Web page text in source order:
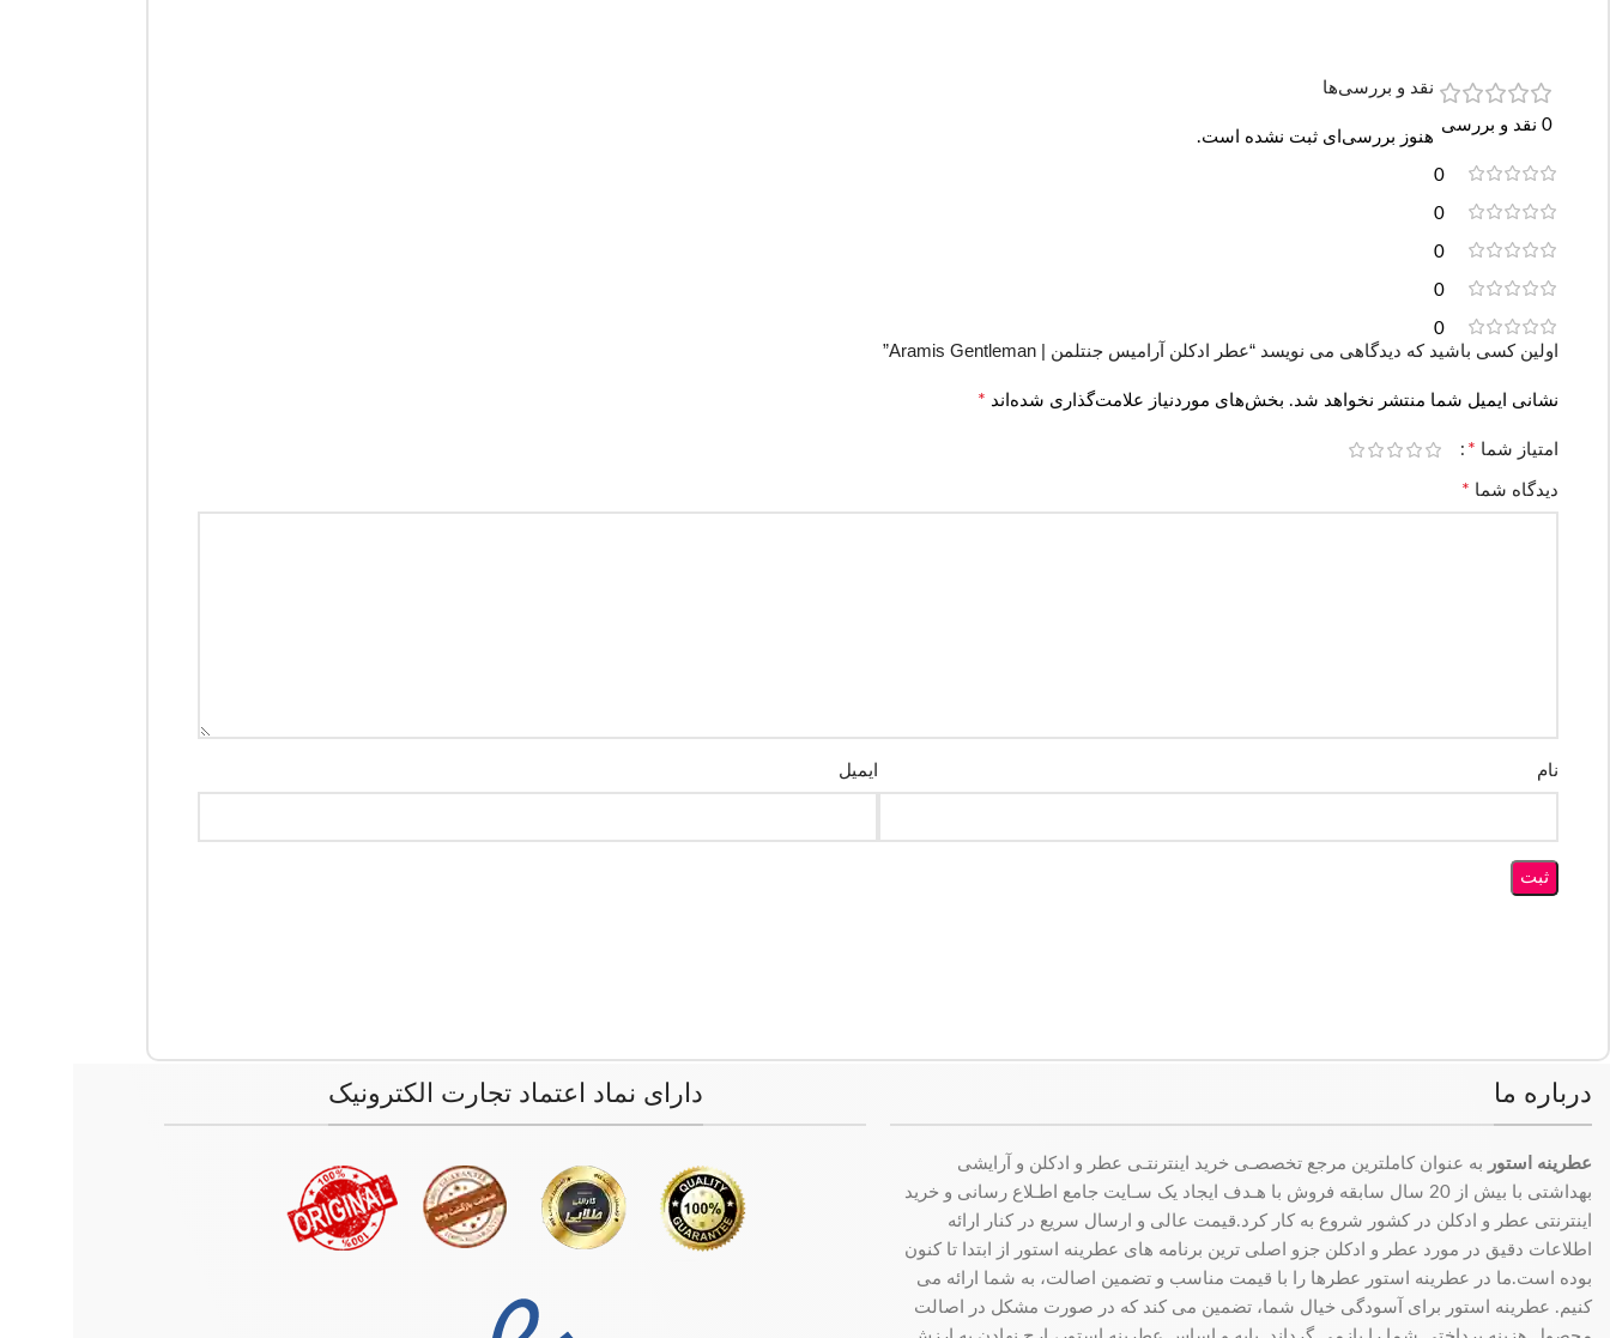
0 نقد و بررسی
0
0
0
0
0
نقد و بررسی‌ها
هنوز بررسی‌ای ثبت نشده است.
اولین کسی باشید که دیدگاهی می نویسد “عطر ادکلن آرامیس جنتلمن | Aramis Gentleman”
نشانی ایمیل شما منتشر نخواهد شد. بخش‌های موردنیاز علامت‌گذاری شده‌اند *
امتیاز شما *
دیدگاه شما *
نام ایمیل
درباره ما
عطرینه استور به عنوان کاملترین مرجع تخصصـی خرید اینترنتـی عطر و ادکلن و آرایشی
بهداشتی با بیش از 20 سال سابقه فروش با هـدف ایجاد یک سـایت جامع اطـلاع رسانی و خرید
اینترنتی عطر و ادکلن در کشور شروع به کار کرد.قیمت عالی و ارسال سریع در کنار ارائه
اطلاعات دقیق در مورد عطر و ادکلن جزو اصلی ترین برنامه های عطرینه استور از ابتدا تا کنون
بوده است.ما در عطرینه استور عطرها را با قیمت مناسب و تضمین اصالت، به شما ارائه می
کنیم. عطرینه استور برای آسودگی خیال شما، تضمین می کند که در صورت مشکل در اصالت
دارای نماد اعتماد تجارت الکترونیک